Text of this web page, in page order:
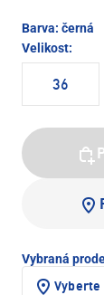
Barva: černá
Velikost:
36
Vybraná
Vyberte